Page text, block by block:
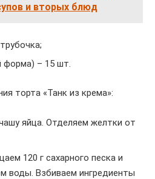
и вторых блюд
форма) – 15 шт.
торта «Танк из крема»:
яйца. Отделяем желтки от
120 г сахарного песка и
воды. Взбиваем ингредиенты